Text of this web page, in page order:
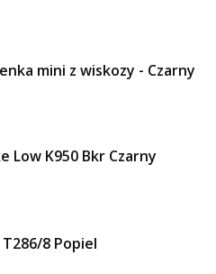
mini z wiskozy - Czarny
Low K950 Bkr Czarny
8 Popiel